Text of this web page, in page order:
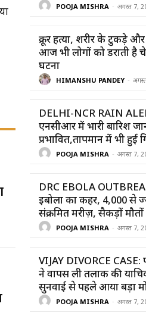
POOJA MISHRA - अगस्त 7,
क्रूर हत्या, शरीर के टुकड़े
आज भी लोगों को डराती है
घटना
HIMANSHU PANDEY -
DELHI-NCR RAIN
एनसीआर में भारी बारिश
प्रभावित,तापमान में भी हुई
POOJA MISHRA - अगस्त 7,
DRC EBOLA
इबोला का कहर, 4,000 से
संक्रमित मरीज़, सैकड़ों मौतों
POOJA MISHRA - अगस्त 7,
VIJAY DIVORCE CASE:
ने वापस ली तलाक की
सुनवाई से पहले आया बड़ा
POOJA MISHRA - अगस्त 7,